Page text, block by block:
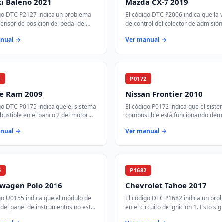
Baleno 2021
DTC P2127 indica un problema
de posición del pedal del
bajo de lo esperado. E…
→
Mazda CX-7 2019
El código DTC P2006 indica que la
de control del colector de
banco 1. Esto puede afectar el fl…
Ver manual →
Ram 2009
DTC P0175 indica que el sistema
en el banco 2 del motor
significa que hay demas…
→
P0172
Nissan Frontier 2010
El código P0172 indica que el
combustible está funcionando
más combustible del necesario e…
Ver manual →
Polo 2016
U0155 indica que el módulo de
panel de instrumentos no está
P1682
Chevrolet Tahoe 2017
El código DTC P1682 indica un
en el circuito de ignición 1. Esto